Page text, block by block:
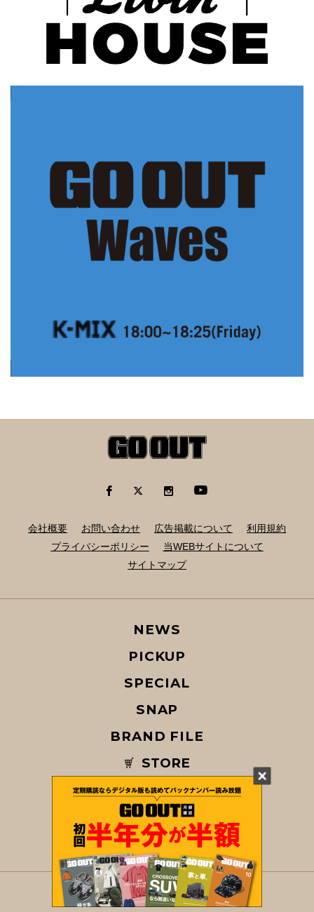
会社概要 お問い合わせ 広告掲載について
利用規約
プライバシーポリシー
当WEBサイトについて
サイトマップ
© COPYRIGHT 2026 GO OUT / SAN-EI CORPORATION Co.,Ltd.
NEWS
PICKUP
SPECIAL
SNAP
BRAND FILE
STORE
MAGAZINE